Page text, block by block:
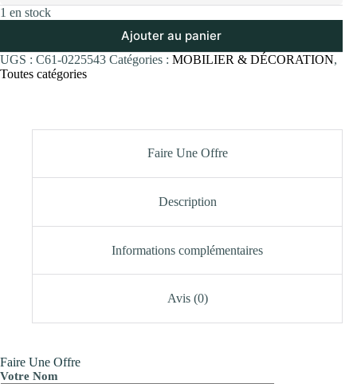
1 en stock
Ajouter au panier
UGS : C61-0225543 Catégories : MOBILIER & DÉCORATION,
Toutes catégories
Faire Une Offre
Description
Informations complémentaires
Avis (0)
Faire Une Offre
Votre Nom